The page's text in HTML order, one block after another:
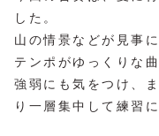
した。
山の情景などが見事
テンポがゆっくりな
強弱にも気をつけ、
り一層集中して練習